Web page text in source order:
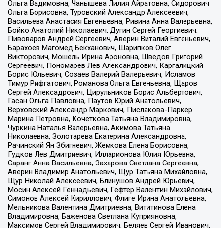
Ольга Вадимовна, Чанышева Лилия Айратовна, Сидорович
Ольга Борисовна, Туровский Александр Алексеевич,
Васильева Анастасия Евгеньевна, Ривина Анна Валерьевна,
Бойко Анатолий Николаевич, Дугин Сергей Георгиевич,
Пивоваров Андрей Сергеевич, Аверин Виталий Евгеньевич,
Барахоев Магомед Бекханович, Шарипков Олег
Викторович, Мошель Ирина Ароновна, Шведов Григорий
Сергеевич, Пономарев Лев Александрович, Каргалицкий
Борис Юльевич, Созаев Валерий Валерьевич, Исламов
Тимур Рифгатович, Романова Ольга Евгеньевна, Щаров
Сергей Алексадрович, Цирульников Борис Альбертович,
Гасан Ольга Павловна, Паутов Юрий Анатольевич,
Верховский Александр Маркович, Пислакова-Паркер
Марина Петровна, Кочеткова Татьяна Владимировна,
Чуркина Наталья Валерьевна, Акимова Татьяна
Николаевна, Золотарева Екатерина Александровна,
Рачинский Ян Збигневич, Жемкова Елена Борисовна,
Гудков Лев Дмитриевич, Илларионова Юлия Юрьевна,
Саранг Анна Васильевна, Захарова Светлана Сергеевна,
Аверин Владимир Анатольевич, Щур Татьяна Михайловна,
Щур Николай Алексеевич, Блинушов Андрей Юрьевич,
Мосин Алексей Геннадьевич, Гефтер Валентин Михайлович,
Симонов Алексей Кириллович, Флиге Ирина Анатольевна,
Мельникова Валентина Дмитриевна, Вититинова Елена
Владимировна, Баженова Светлана Куприяновна,
Максимов Сергей Владимирович, Беляев Сергей Иванович,